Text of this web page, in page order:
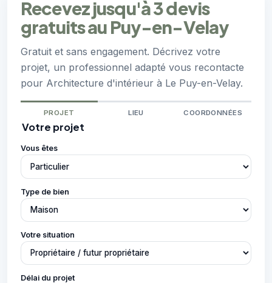
Recevez jusqu'à 3 devis
gratuits au Puy-en-Velay
Gratuit et sans engagement. Décrivez votre
projet, un professionnel adapté vous recontacte
pour Architecture d'intérieur à Le Puy-en-Velay.
PROJET LIEU COORDONNÉES
Votre projet
Vous êtes
Type de bien
Votre situation
Délai du projet